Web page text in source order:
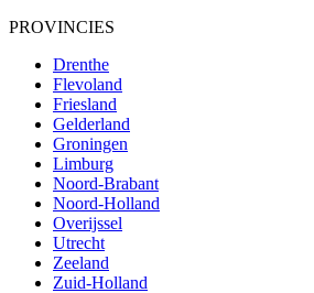
PROVINCIES
Drenthe
Flevoland
Friesland
Gelderland
Groningen
Limburg
Noord-Brabant
Noord-Holland
Overijssel
Utrecht
Zeeland
Zuid-Holland